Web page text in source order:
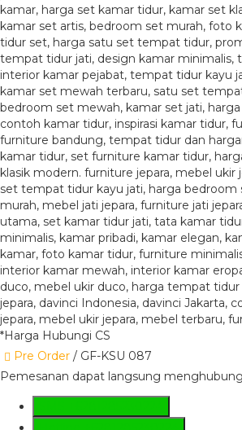
*Harga Hubungi CS
Pre Order / GF-KSU 087
Pemesanan dapat langsung